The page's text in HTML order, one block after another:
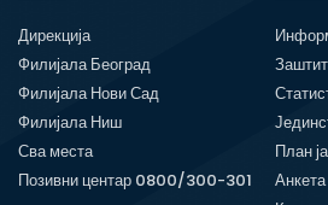
Дирекција
Филијала Београд
Филијала Нови Сад
Филијала Ниш
Сва места
Позивни центар 0800/300-301
План